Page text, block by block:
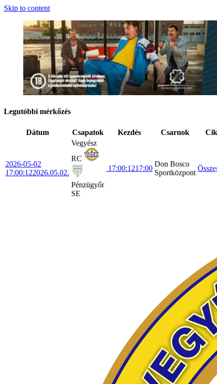
Skip to content
Legutóbbi mérkőzés
Dátum Csapatok Kezdés Csarnok
2026-05-02
17:00:122026.05.02.
Vegyész
RC
Pénzügyőr
SE
17:00:1217:00
Don Bosco
Sportközpont